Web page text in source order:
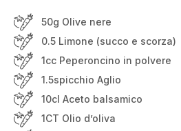
50g Olive nere
0.5 Limone (succo e scorza)
1cc Peperoncino in polvere
1.5spicchio Aglio
10cl Aceto balsamico
1CT Olio d’oliva